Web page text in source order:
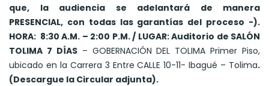
que, la audiencia se adelantará de manera
PRESENCIAL, con todas las garantías del proceso -).
HORA: 8:30 A.M. – 2:00 P.M. / LUGAR: Auditorio de SALÓN
TOLIMA 7 DÍAS– GOBERNACIÓN DEL TOLIMA Primer Piso,
ubicado en la Carrera 3 Entre CALLE 10-11- Ibagué – Tolima.
(Descargue la Circular adjunta).